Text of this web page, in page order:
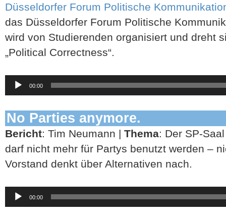
Düsseldorfer Forum Politische
das Düsseldorfer Forum Politische
wird von Studierenden organisiert und dreht
„Political Correctness“.
Audio-
Player
00:00
No Parties anymore.
Bericht: Tim Neumann | Thema: Der SP-
darf nicht mehr für Partys benutzt werden –
Vorstand denkt über Alternativen nach.
Audio-
Player
00:00